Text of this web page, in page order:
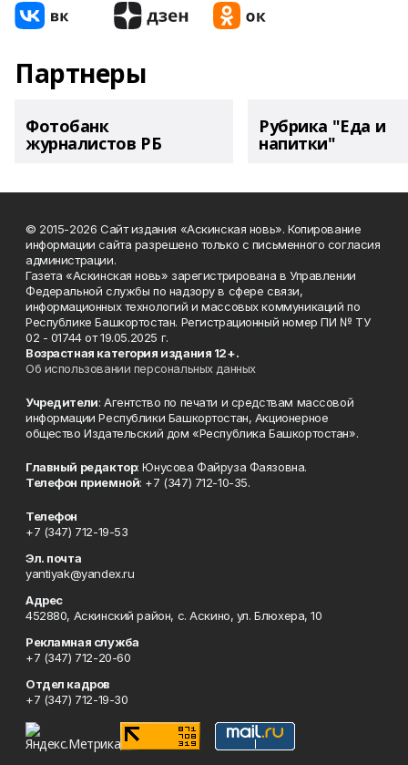
Партнеры
Фотобанк
журналистов РБ
Рубрика "Еда и
напитки"
© 2015-2026 Сайт издания «Аскинская новь». Копирование
информации сайта разрешено только с письменного согласия
администрации.
Газета «Аскинская новь» зарегистрирована в Управлении
Федеральной службы по надзору в сфере связи,
информационных технологий и массовых коммуникаций по
Республике Башкортостан. Регистрационный номер ПИ № ТУ
02 - 01744 от 19.05.2025 г.
Возрастная категория издания 12+.
Об использовании персональных данных
Учредители: Агентство по печати и средствам массовой
информации Республики Башкортостан, Акционерное
общество Издательский дом «Республика Башкортостан».
Главный редактор: Юнусова Файруза Фаязовна.
Телефон приемной: +7 (347) 712-10-35.
Телефон
+7 (347) 712-19-53
Эл. почта
yantiyak@yandex.ru
Адрес
452880, Аскинский район, с. Аскино, ул. Блюхера, 10
Рекламная служба
+7 (347) 712-20-60
Отдел кадров
+7 (347) 712-19-30